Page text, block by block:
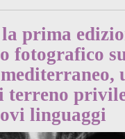
prima
fotografico
terreno
linguaggi